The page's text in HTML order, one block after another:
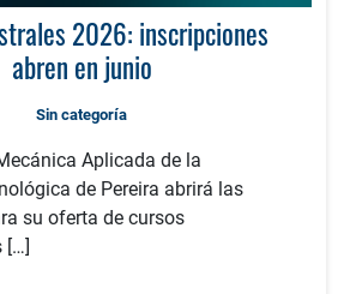
2026: inscripciones
abren en junio
Sin categoría
Aplicada de la
de Pereira abrirá las
su oferta de cursos
[…]